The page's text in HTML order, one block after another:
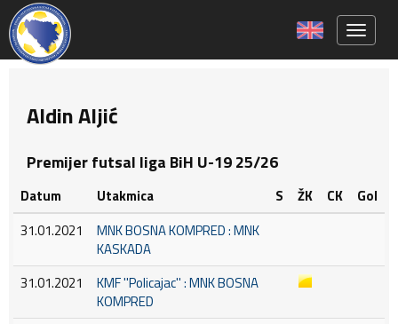
Aldin Aljić
Premijer futsal liga BiH U-19 25/26
Datum Utakmica S ŽK CK
Gol
31.01.2021
MNK BOSNA KOMPRED : MNK
KASKADA
31.01.2021
KMF ''Policajac'' : MNK BOSNA
KOMPRED